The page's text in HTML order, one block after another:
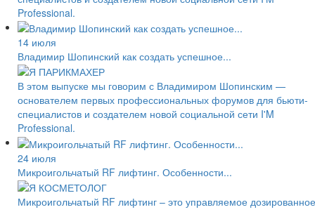
Professional.
14 июля
Владимир Шопинский как создать успешное...
В этом выпуске мы говорим с Владимиром Шопинским —
основателем первых профессиональных форумов для бьюти-
специалистов и создателем новой социальной сети I'M
Professional.
24 июля
Микроигольчатый RF лифтинг. Особенности...
Микроигольчатый RF лифтинг – это управляемое дозированное